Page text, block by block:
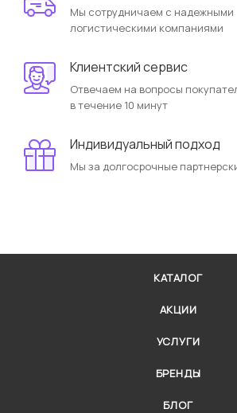
Мы сотрудничаем с надежными
логистическими компаниями
Клиентский сервис
Отвечаем на вопросы
в течение 10 минут
Индивидуальный подход
Мы за долгосрочные
КАТАЛОГ
АКЦИИ
УСЛУГИ
БРЕНДЫ
БЛОГ